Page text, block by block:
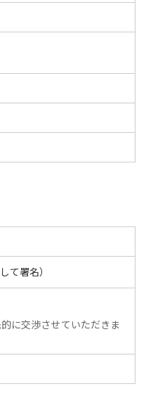
て署名）
に交渉させていただきま